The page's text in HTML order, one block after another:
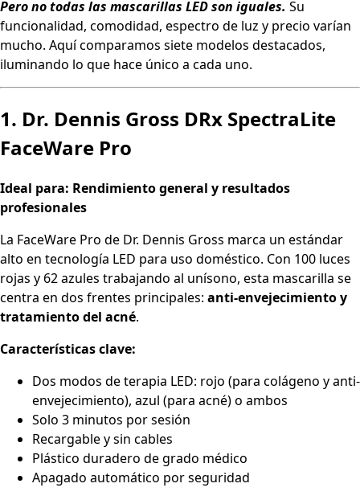
Pero no todas las mascarillas LED son iguales. Su
funcionalidad, comodidad, espectro de luz y precio varían
mucho. Aquí comparamos siete modelos destacados,
iluminando lo que hace único a cada uno.
1. Dr. Dennis Gross DRx SpectraLite
FaceWare Pro
Ideal para: Rendimiento general y resultados
profesionales
La FaceWare Pro de Dr. Dennis Gross marca un estándar
alto en tecnología LED para uso doméstico. Con 100 luces
rojas y 62 azules trabajando al unísono, esta mascarilla se
centra en dos frentes principales: anti-envejecimiento y
tratamiento del acné.
Características clave:
Dos modos de terapia LED: rojo (para colágeno y anti-
envejecimiento), azul (para acné) o ambos
Solo 3 minutos por sesión
Recargable y sin cables
Plástico duradero de grado médico
Apagado automático por seguridad